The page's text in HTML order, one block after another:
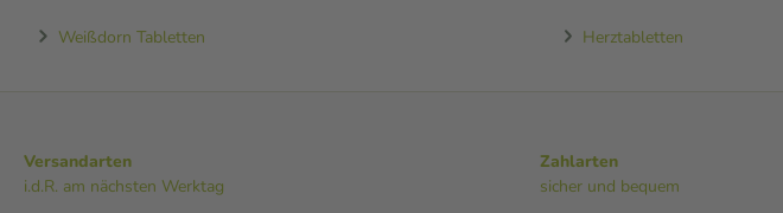
Weißdorn Tabletten Herztabletten
Versandarten
i.d.R. am nächsten Werktag
Zahlarten
sicher und bequem